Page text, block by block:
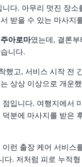
다. 아무리 멋진 장
받을 수 있는 마사지
아로마였는데, 결론
니다.
했고, 서비스 시작 전
상상 이상으로 개운
입니다. 여행지에서
분에 마사지를 받은
런 출장 케어 서비
다. 저처럼 피로 누적